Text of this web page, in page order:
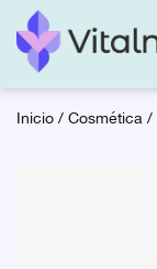
Inicio/Cosmética/